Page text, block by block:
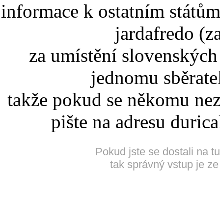
informace k ostatním
jardafredo
za umístění
jednomu
takže pokud se někomu
pište na adresu
Pokud jste se dostali na
tak správný vstup je